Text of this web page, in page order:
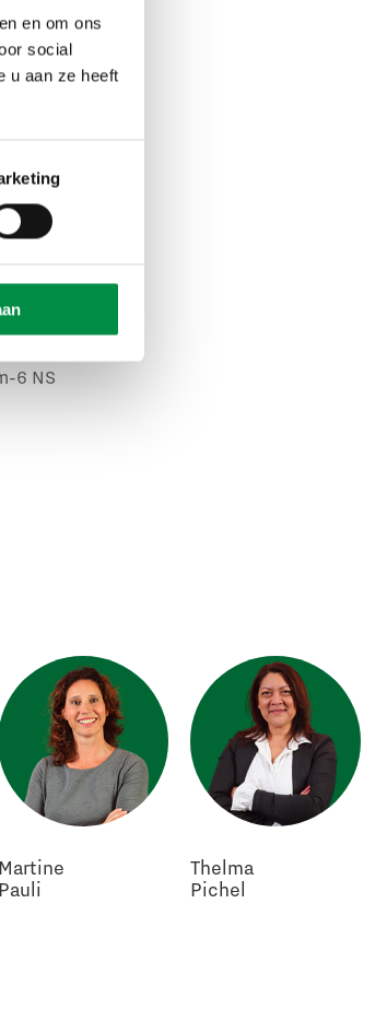
en om ons
social
u aan ze heeft
over
6 NS
Martine
Pauli
Thelma
Pichel